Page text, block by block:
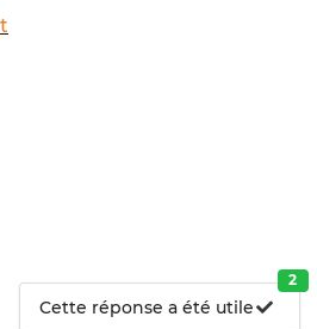
Cette réponse a été utile
2